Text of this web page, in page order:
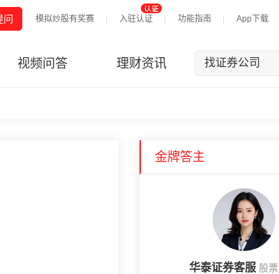
模拟炒股有奖赛 入驻认证 功能指南 App下载
问
视频问答 理财资讯 找证券公司
金牌答主
华泰证券客服 股票